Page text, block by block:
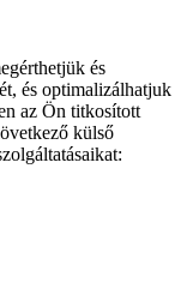
és
és optimalizálhatjuk
az Ön titkosított
külső